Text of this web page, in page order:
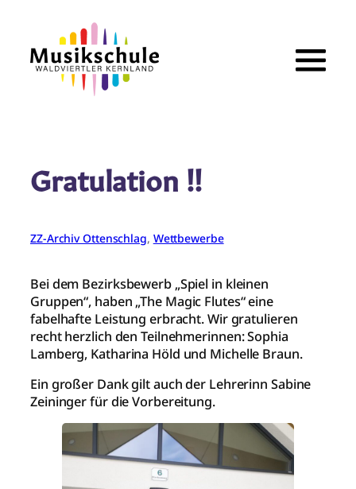
springen
Gratulation !!
ZZ-Archiv Ottenschlag, Wettbewerbe
Bei dem Bezirksbewerb „Spiel in kleinen
Gruppen“, haben „The Magic Flutes“ eine
fabelhafte Leistung erbracht. Wir gratulieren
recht herzlich den Teilnehmerinnen: Sophia
Lamberg, Katharina Höld und Michelle Braun.
Ein großer Dank gilt auch der Lehrerinn Sabine
Zeininger für die Vorbereitung.